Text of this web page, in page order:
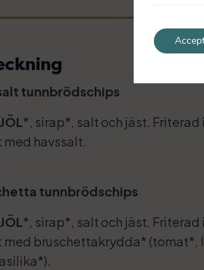
tunnbrödschips
*, sirap*, salt och jäst. Friterad i
havssalt.
tunnbrödschips
*, sirap*, salt och jäst. Friterad i
med bruschettakrydda* (tomat*,